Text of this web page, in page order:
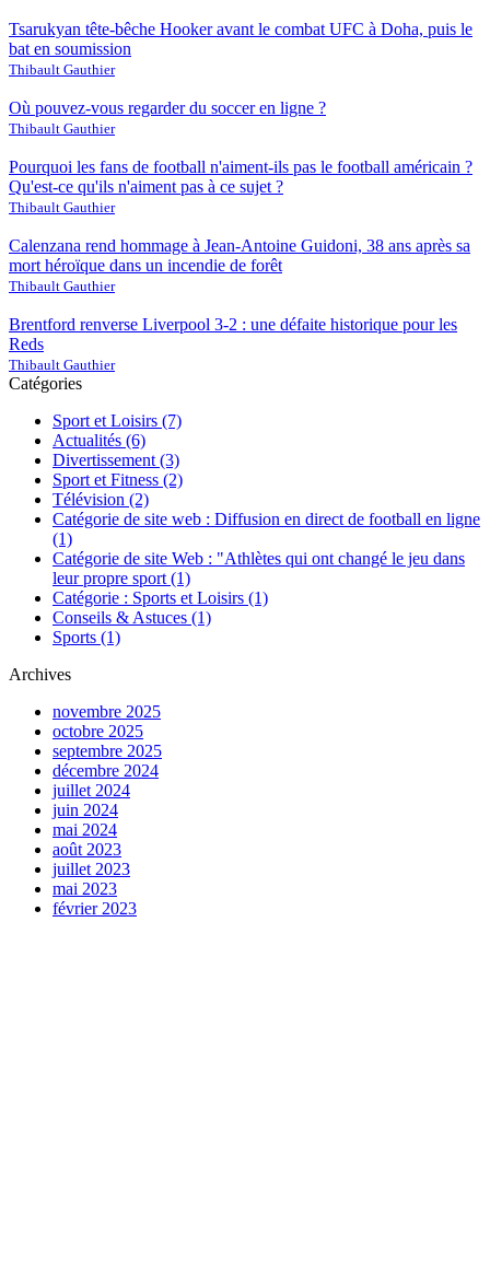
Tsarukyan tête-bêche Hooker avant le combat UFC à Doha, puis le
bat en soumission
Thibault Gauthier
Où pouvez-vous regarder du soccer en ligne ?
Thibault Gauthier
Pourquoi les fans de football n'aiment-ils pas le football américain ?
Qu'est-ce qu'ils n'aiment pas à ce sujet ?
Thibault Gauthier
Calenzana rend hommage à Jean-Antoine Guidoni, 38 ans après sa
mort héroïque dans un incendie de forêt
Thibault Gauthier
Brentford renverse Liverpool 3-2 : une défaite historique pour les
Reds
Thibault Gauthier
Catégories
Sport et Loisirs (7)
Actualités (6)
Divertissement (3)
Sport et Fitness (2)
Télévision (2)
Catégorie de site web : Diffusion en direct de football en ligne
(1)
Catégorie de site Web : "Athlètes qui ont changé le jeu dans
leur propre sport (1)
Catégorie : Sports et Loisirs (1)
Conseils & Astuces (1)
Sports (1)
Archives
novembre 2025
octobre 2025
septembre 2025
décembre 2024
juillet 2024
juin 2024
mai 2024
août 2023
juillet 2023
mai 2023
février 2023